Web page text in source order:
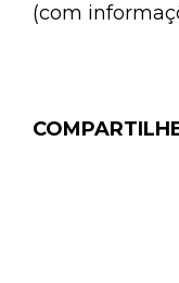
(com